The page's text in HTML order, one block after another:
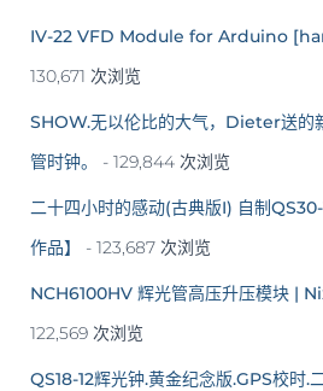
IV-22 VFD Module for Arduino
130,671 次浏览
SHOW.无以伦比的大气，Dieter送的
管时钟。
- 129,844 次浏览
二十四小时的感动(古典版I) 自制
作品】
- 123,687 次浏览
NCH6100HV 辉光管高压升压模块 |
122,569 次浏览
QS18-12辉光钟.黄金纪念版.GPS校时.